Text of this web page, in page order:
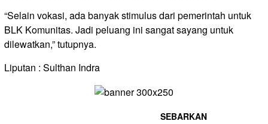
“Selain vokasi, ada banyak stimulus dari pemerintah untuk
BLK Komunitas. Jadi peluang ini sangat sayang untuk
dilewatkan,” tutupnya.
Liputan : Sulthan Indra
SEBARKAN